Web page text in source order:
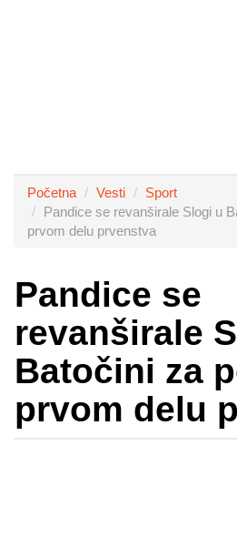
Početna Vesti
Sport
Pandice se revanširale Slogi u
prvom delu prvenstva
Pandice se
revanširale
Batočini za
prvom delu